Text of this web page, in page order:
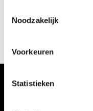
Noodzakelijk
Voorkeuren
Statistieken
gelegenheid gunstig
af, in de hoop dat de
hun wijde oliejassen
gingen redders op een